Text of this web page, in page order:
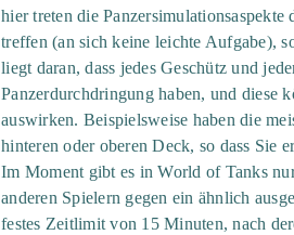
hier treten die
treffen (an sich keine leichte Aufgabe),
liegt daran, dass jedes Geschütz und
Panzerdurchdringung haben, und diese
auswirken. Beispielsweise haben die
hinteren oder oberen Deck, so dass Sie
Im Moment gibt es in World of Tanks
anderen Spielern gegen ein ähnlich
festes Zeitlimit von 15 Minuten, nach